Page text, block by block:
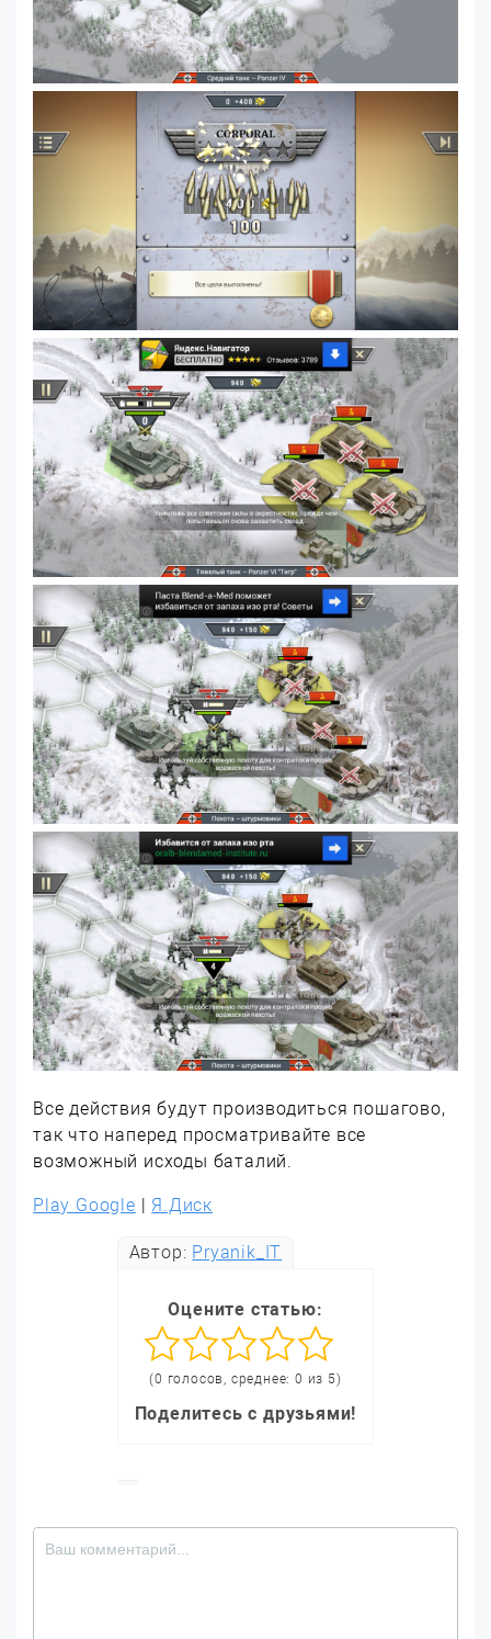
Все действия будут производиться пошагово,
так что наперед просматривайте все
возможный исходы баталий.
Play Google Я.Диск
Автор: Pryanik_IT
Оцените статью:
(0 голосов, среднее: 0 из 5)
Поделитесь с друзьями!